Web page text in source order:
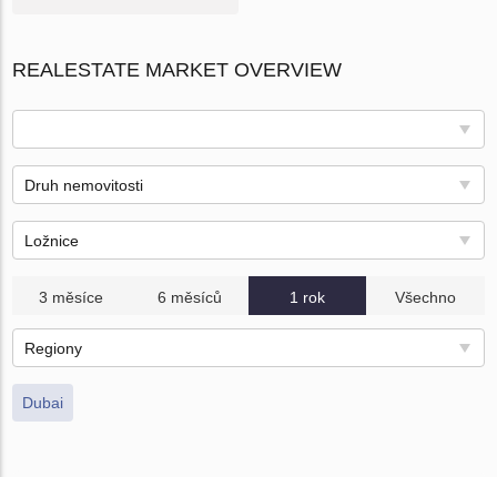
REALESTATE MARKET OVERVIEW
Druh nemovitosti
Ložnice
3 měsíce 6 měsíců 1 rok Všechno
Regiony
Dubai